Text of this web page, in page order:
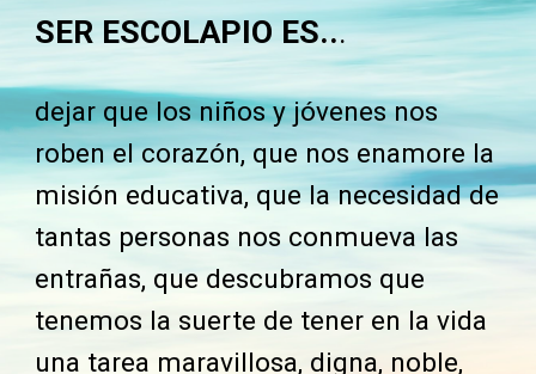
SER ESCOLAPIO ES...
dejar que los niños y jóvenes nos
roben el corazón, que nos enamore la
misión educativa, que la necesidad de
tantas personas nos conmueva las
entrañas, que descubramos que
tenemos la suerte de tener en la vida
una tarea maravillosa, digna, noble,